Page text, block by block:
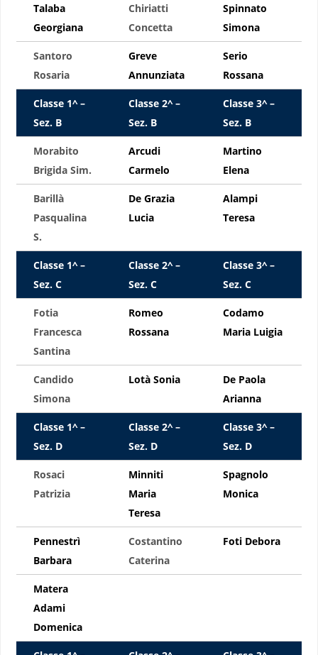
Talaba
Georgiana
Chiriatti
Concetta
Spinnato
Simona
Santoro
Rosaria
Greve
Annunziata
Serio
Rossana
Classe 1^ –
Sez. B
Classe 2^ –
Sez. B
Classe 3^ –
Sez. B
Morabito
Brigida Sim.
Arcudi
Carmelo
Martino
Elena
Barillà
Pasqualina
S.
De Grazia
Lucia
Alampi
Teresa
Classe 1^ –
Sez. C
Classe 2^ –
Sez. C
Classe 3^ –
Sez. C
Fotia
Francesca
Santina
Romeo
Rossana
Codamo
Maria Luigia
Candido
Simona
Lotà Sonia
De Paola
Arianna
Classe 1^ –
Sez. D
Classe 2^ –
Sez. D
Classe 3^ –
Sez. D
Rosaci
Patrizia
Minniti
Maria
Teresa
Spagnolo
Monica
Pennestrì
Barbara
Costantino
Caterina
Foti Debora
Matera
Adami
Domenica